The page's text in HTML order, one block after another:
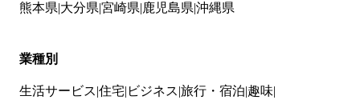
熊本県 大分県 宮崎県 鹿児島県 沖縄県
業種別
生活サービス 住宅 ビジネス 旅行・宿泊 趣味